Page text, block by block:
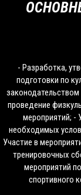
- Разработка,
подготовки по
проведение
мероприятий; -
необходимых
Участие в
тренировочных
мероприятий
спортивного